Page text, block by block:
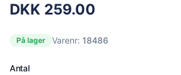
DKK 259.00
På lager Varenr: 18486
Antal